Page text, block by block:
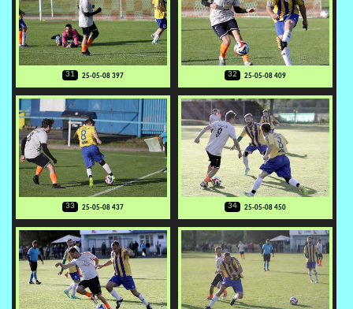
31 25-05-08 397 32 25-05-08 409
33 25-05-08 437 34 25-05-08 450